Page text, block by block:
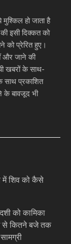
हो जाता है
इसी दिक्कत को
को प्रेरित हुए।
और जाने की
खबरों के साथ-
साथ प्रकाशित
के बावजूद भी
में शिव को कैसे
को कामिका
से कितने बजे तक